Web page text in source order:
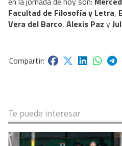
Facultad de Filosofía y Letra,
Vera del Barco, Alexis Paz y
Te puede interesar